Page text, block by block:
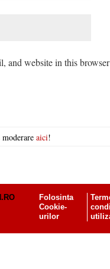
and website in this
aici!
Folosinta
Cookie-
urilor